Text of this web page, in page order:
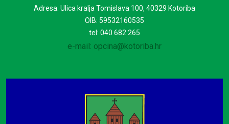
Adresa: Ulica kralja Tomislava 100, 40329 Kotoriba
OIB: 59532160535
tel: 040 682 265
e-mail: opcina@kotoriba.hr